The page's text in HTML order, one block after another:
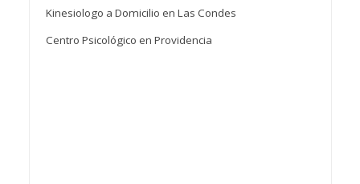
Kinesiologo a Domicilio en Las Condes
Centro Psicológico en Providencia